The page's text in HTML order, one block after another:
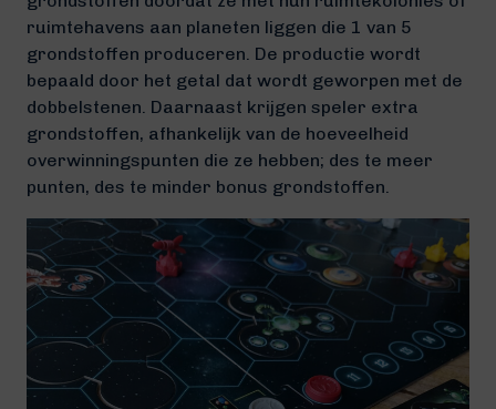
ruimtehavens aan planeten liggen die 1 van 5
grondstoffen produceren. De productie wordt
bepaald door het getal dat wordt geworpen met de
dobbelstenen. Daarnaast krijgen speler extra
grondstoffen, afhankelijk van de hoeveelheid
overwinningspunten die ze hebben; des te meer
punten, des te minder bonus grondstoffen.